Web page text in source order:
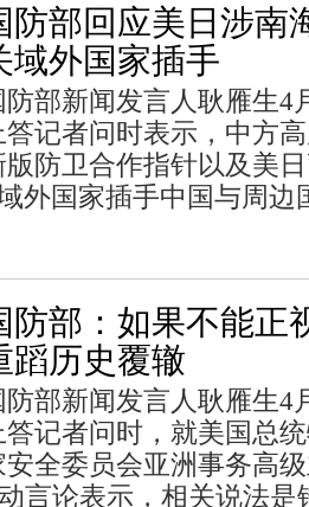
防部回应美日涉南
域外国家插手
防部新闻发言人耿雁生4
答记者问时表示，中方
版防卫合作指针以及美
外国家插手中国与周边
防部：如果不能正
蹈历史覆辙
防部新闻发言人耿雁生4
答记者问时，就美国总
安全委员会亚洲事务高
言论表示，相关说法